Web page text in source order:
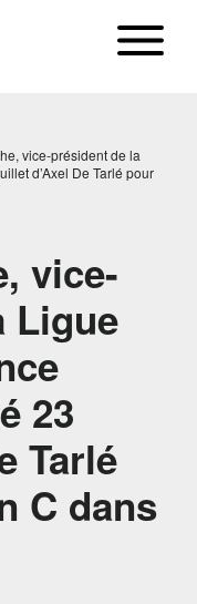
vice-président de la
d’Axel De Tarlé pour
vice-
Ligue
23
Tarlé
C dans